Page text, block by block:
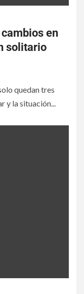
en
solitario
quedan tres
y la situación...